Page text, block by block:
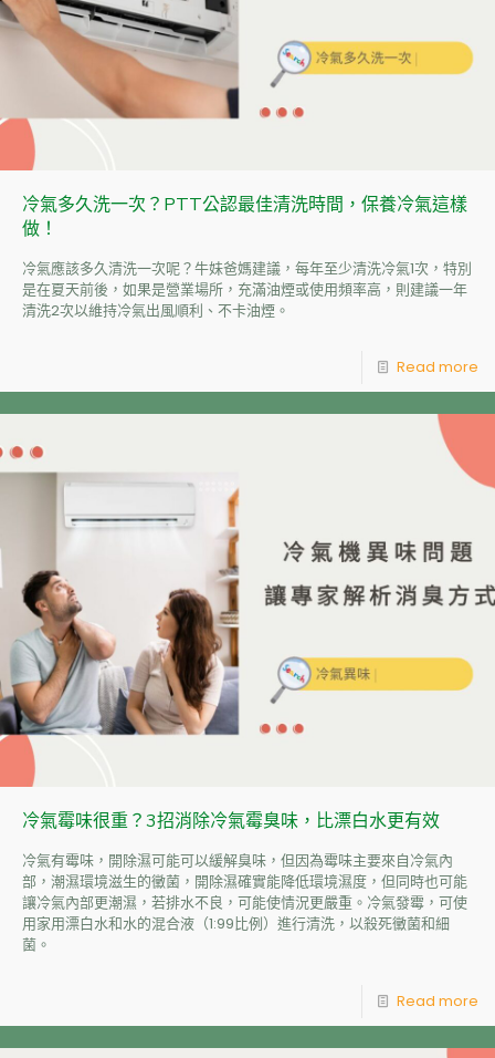
冷氣多久洗一次？PTT公認最佳清洗時間，保養冷氣這樣
做！
冷氣應該多久清洗一次呢？牛妹爸媽建議，每年至少清洗冷氣1次，特別
是在夏天前後，如果是營業場所，充滿油煙或使用頻率高，則建議一年
清洗2次以維持冷氣出風順利、不卡油煙。
Read more
冷氣霉味很重？3招消除冷氣霉臭味，比漂白水更有效
冷氣有霉味，開除濕可能可以緩解臭味，但因為霉味主要來自冷氣內
部，潮濕環境滋生的黴菌，開除濕確實能降低環境濕度，但同時也可能
讓冷氣內部更潮濕，若排水不良，可能使情況更嚴重。冷氣發霉，可使
用家用漂白水和水的混合液（1:99比例）進行清洗，以殺死黴菌和細
菌。
Read more